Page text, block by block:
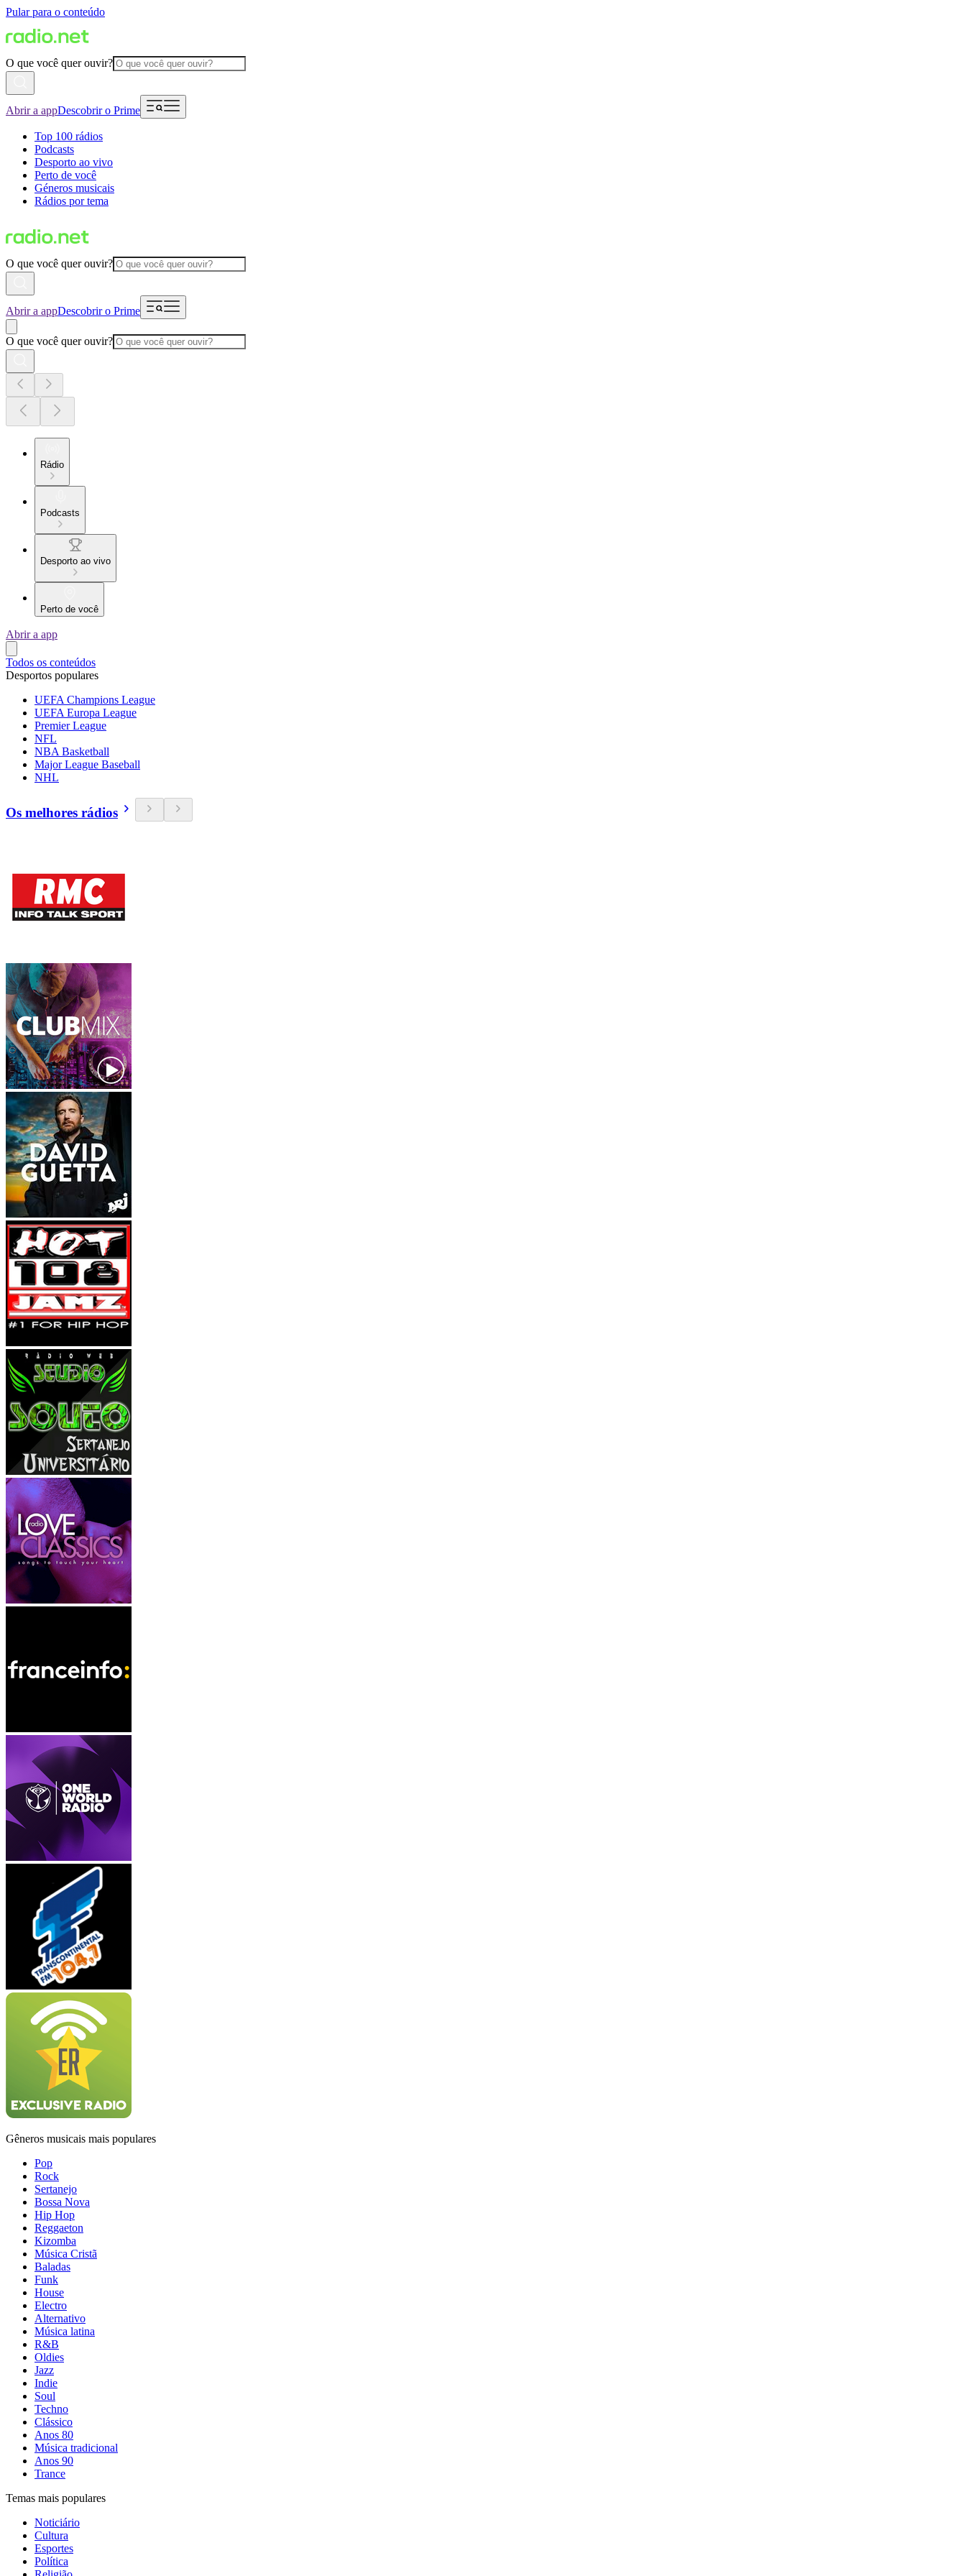
Pular para o conteúdo
O que você quer ouvir?
Abrir a appDescobrir o Prime
Top 100 rádios
Podcasts
Desporto ao vivo
Perto de você
Géneros musicais
Rádios por tema
O que você quer ouvir?
Abrir a appDescobrir o Prime
O que você quer ouvir?
Rádio
Podcasts
Desporto ao vivo
Perto de você
Abrir a app
Todos os conteúdos
Desportos populares
UEFA Champions League
UEFA Europa League
Premier League
NFL
NBA Basketball
Major League Baseball
NHL
Os melhores rádios
Gêneros musicais mais populares
Pop
Rock
Sertanejo
Bossa Nova
Hip Hop
Reggaeton
Kizomba
Música Cristã
Baladas
Funk
House
Electro
Alternativo
Música latina
R&B
Oldies
Jazz
Indie
Soul
Techno
Clássico
Anos 80
Música tradicional
Anos 90
Trance
Temas mais populares
Noticiário
Cultura
Esportes
Política